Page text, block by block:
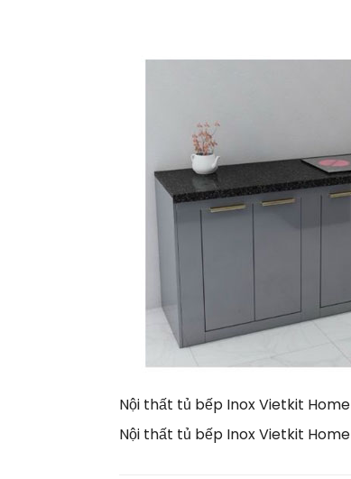
Nội thất tủ bếp Inox Vietkit Home
Nội thất tủ bếp Inox Vietkit Home